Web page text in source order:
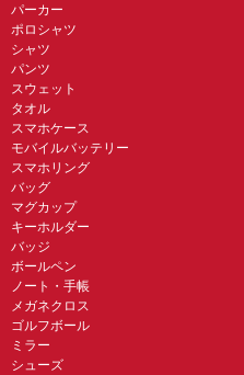
パーカー
ポロシャツ
シャツ
パンツ
スウェット
タオル
スマホケース
モバイルバッテリー
スマホリング
バッグ
マグカップ
キーホルダー
バッジ
ボールペン
ノート・手帳
メガネクロス
ゴルフボール
ミラー
シューズ